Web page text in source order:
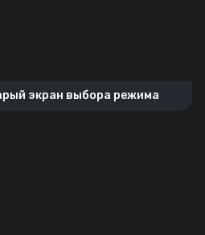
экран выбора режима